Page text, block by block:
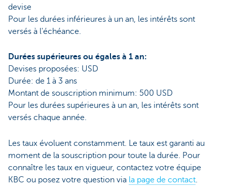
devise
Pour les durées inférieures à un an, les intérêts sont
versés à l'échéance.
Durées supérieures ou égales à 1 an:
Devises proposées: USD
Durée: de 1 à 3 ans
Montant de souscription minimum: 500 USD
Pour les durées supérieures à un an, les intérêts sont
versés chaque année.
Les taux évoluent constamment. Le taux est garanti au
moment de la souscription pour toute la durée. Pour
connaître les taux en vigueur, contactez votre équipe
KBC ou posez votre question via la page de contact